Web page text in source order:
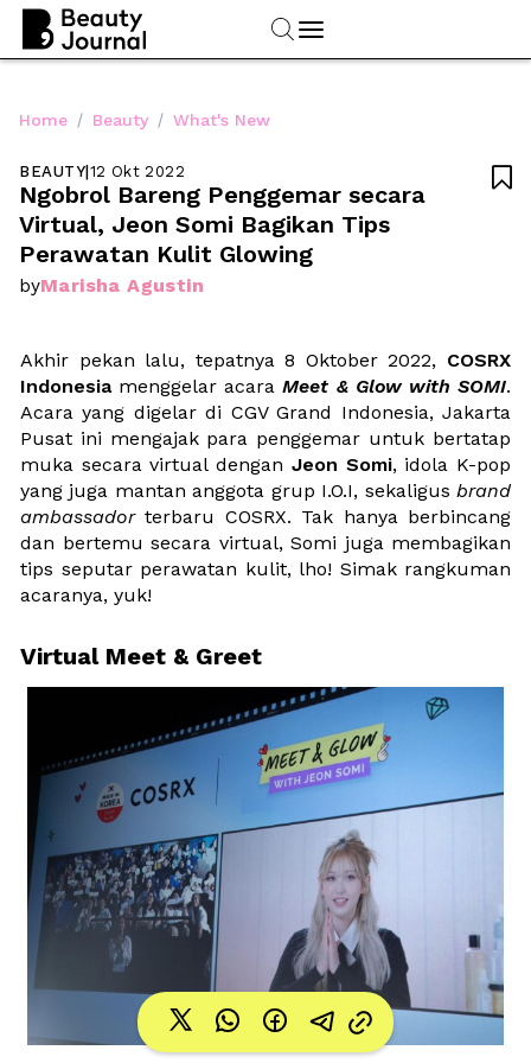
Home / Beauty / What's New
BEAUTY|12 Okt 2022
Ngobrol Bareng Penggemar secara
Virtual, Jeon Somi Bagikan Tips
Perawatan Kulit Glowing
byMarisha Agustin

Akhir pekan lalu, tepatnya 8 Oktober 2022, COSRX
Indonesia menggelar acara Meet & Glow with SOMI.
Acara yang digelar di CGV Grand Indonesia, Jakarta
Pusat ini mengajak para penggemar untuk bertatap
muka secara virtual dengan Jeon Somi, idola K-pop
yang juga mantan anggota grup I.O.I, sekaligus brand
ambassador terbaru COSRX. Tak hanya berbincang
dan bertemu secara virtual, Somi juga membagikan
tips seputar perawatan kulit, lho! Simak rangkuman
acaranya, yuk!
Virtual Meet & Greet